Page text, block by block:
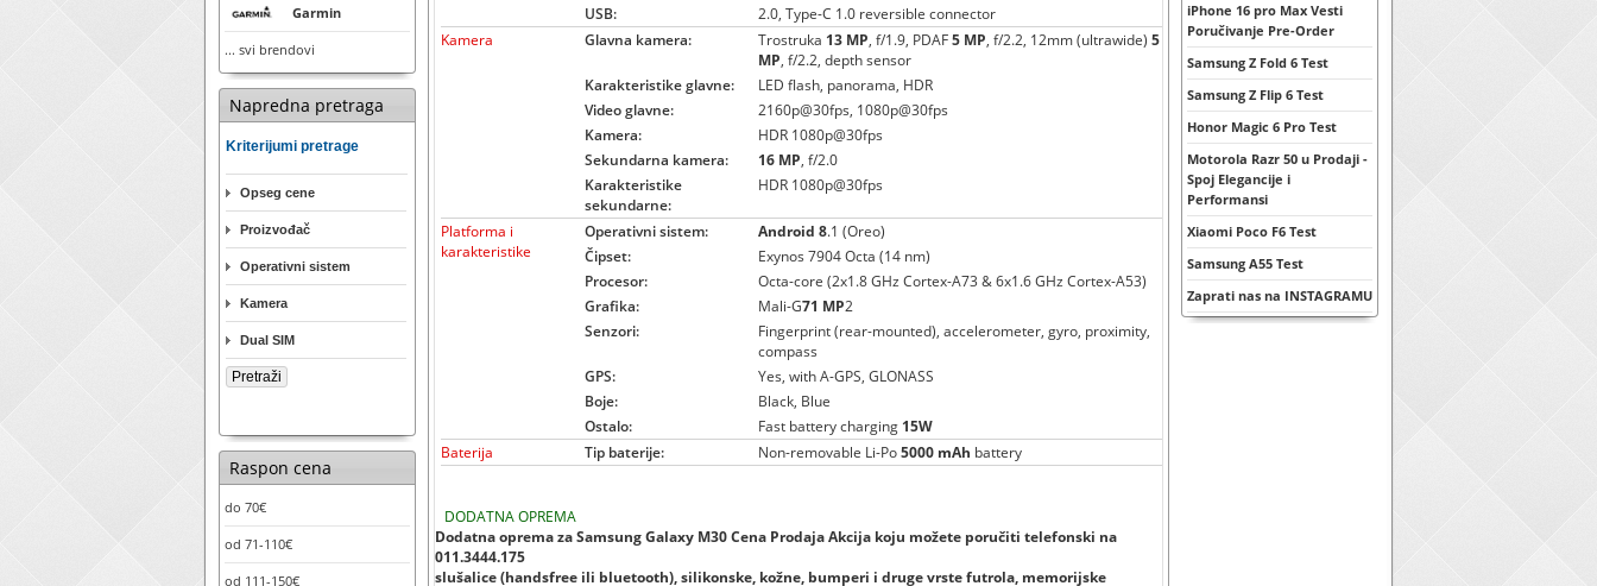
Garmin
... svi brendovi
Napredna pretraga
Kriterijumi pretrage
Opseg cene
Proizvođač
Operativni sistem
Kamera
Dual SIM
Raspon cena
do 70€
od 71-110€
od 111-150€
USB:
2.0, Type-C 1.0 reversible connector
Kamera
Glavna kamera: Trostruka 13 MP, f/1.9, PDAF5 MP, f/2.2, 12mm (ultrawide)5
MP, f/2.2, depth sensor
Karakteristike glavne:
LED flash, panorama, HDR
Video glavne:
2160p@30fps, 1080p@30fps
Kamera:
HDR 1080p@30fps
Sekundarna kamera:
16 MP, f/2.0
Karakteristike
sekundarne:
HDR 1080p@30fps
Platforma i
karakteristike
Operativni sistem: Android 8.1 (Oreo)
Čipset:
Exynos 7904 Octa (14 nm)
Procesor:
Octa-core (2x1.8 GHz Cortex-A73 & 6x1.6 GHz Cortex-A53)
Grafika:
Mali-G71 MP2
Senzori:
Fingerprint (rear-mounted), accelerometer, gyro, proximity,
compass
GPS:
Yes, with A-GPS, GLONASS
Boje:
Black, Blue
Ostalo:
Fast battery charging 15W
Baterija
Tip baterije: Non-removable Li-Po5000 mAh battery
DODATNA OPREMA
Dodatna oprema za Samsung Galaxy M30 Cena Prodaja Akcija koju možete poručiti telefonski na
011.3444.175
slušalice (handsfree ili bluetooth), silikonske, kožne, bumperi i druge vrste futrola, memorijske
iPhone 16 pro Max Vesti
Poručivanje Pre-Order
Samsung Z Fold 6 Test
Samsung Z Flip 6 Test
Honor Magic 6 Pro Test
Motorola Razr 50 u Prodaji -
Spoj Elegancije i
Performansi
Xiaomi Poco F6 Test
Samsung A55 Test
Zaprati nas na INSTAGRAMU